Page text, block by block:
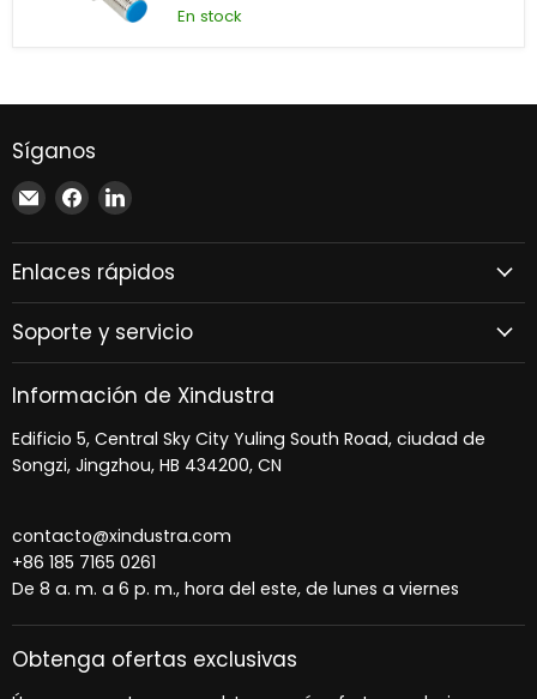
Sensor
En stock
Síganos
Encuéntrenos
en
Correo
electrónico
Encuéntrenos
en
Facebook
Encuéntrenos
LinkedIn
Enlaces rápidos
Soporte y servicio
Información de Xindustra
Edificio 5, Central Sky City Yuling South Road, ciudad de
Songzi, Jingzhou, HB 434200, CN
contacto@xindustra.com
+86 185 7165 0261
De 8 a. m. a 6 p. m., hora del este, de lunes a viernes
Obtenga ofertas exclusivas